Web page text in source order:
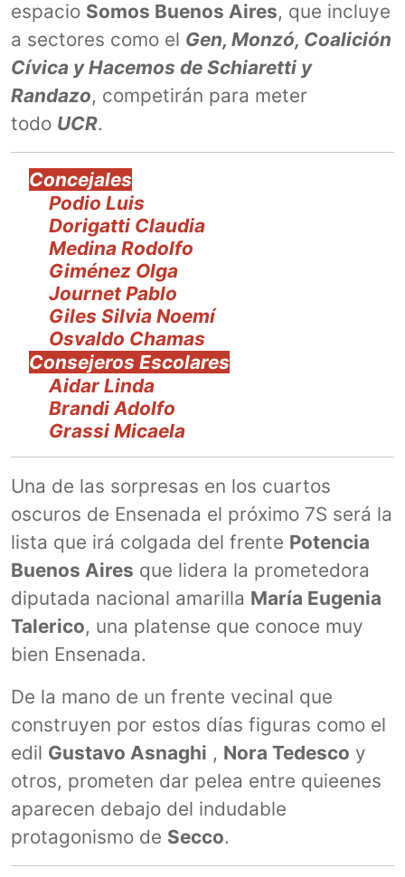
espacio Somos Buenos Aires, que incluye
a sectores como el Gen, Monzó, Coalición
Cívica y Hacemos de Schiaretti y
Randazo, competirán para meter
todo UCR.
Concejales
Podio Luis
Dorigatti Claudia
Medina Rodolfo
Giménez Olga
Journet Pablo
Giles Silvia Noemí
Osvaldo Chamas
Consejeros Escolares
Aidar Linda
Brandi Adolfo
Grassi Micaela
Una de las sorpresas en los cuartos
oscuros de Ensenada el próximo 7S será la
lista que irá colgada del frente Potencia
Buenos Aires que lidera la prometedora
diputada nacional amarilla María Eugenia
Talerico, una platense que conoce muy
bien Ensenada.
De la mano de un frente vecinal que
construyen por estos días figuras como el
edil Gustavo Asnaghi , Nora Tedesco y
otros, prometen dar pelea entre quieenes
aparecen debajo del indudable
protagonismo de Secco.